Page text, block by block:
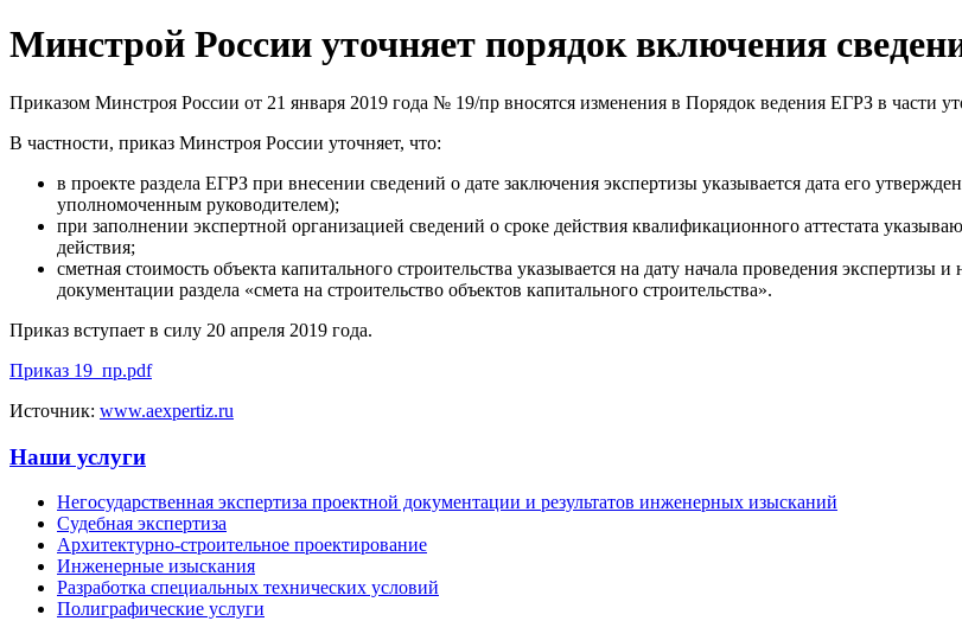
Минстрой России уточняет порядок включения
Приказом Минстроя России от 21 января 2019 года № 19/пр вносятся изменения в Порядок ведения ЕГРЗ в части
В частности, приказ Минстроя России уточняет, что:
в проекте раздела ЕГРЗ при внесении сведений о дате заключения экспертизы указывается дата его
уполномоченным руководителем);
при заполнении экспертной организацией сведений о сроке действия квалификационного аттестата
действия;
сметная стоимость объекта капитального строительства указывается на дату начала проведения
документации раздела «смета на строительство объектов капитального строительства».
Приказ вступает в силу 20 апреля 2019 года.
Приказ 19_пр.pdf
Источник: www.aexpertiz.ru
Наши услуги
Негосударственная экспертиза проектной документации и результатов инженерных изысканий
Судебная экспертиза
Архитектурно-строительное проектирование
Инженерные изыскания
Разработка специальных технических условий
Полиграфические услуги